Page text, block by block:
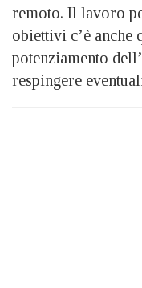
remoto. Il lavoro
obiettivi c’è anche
potenziamento
respingere